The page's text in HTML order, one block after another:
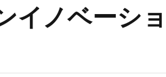
イノベーシ